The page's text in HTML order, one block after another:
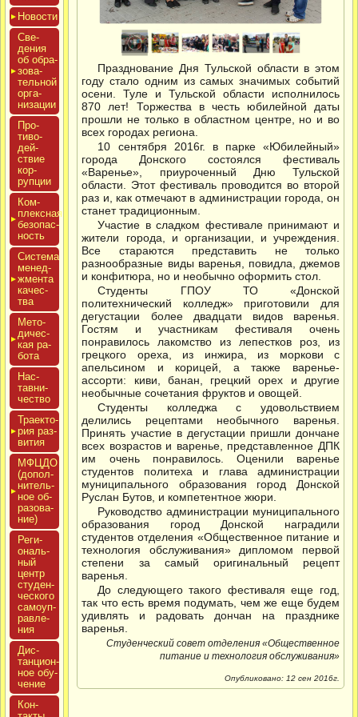
Новос­ти
Све­
дения
об об­ра­
зова­
тель­ной
ор­га­
низа­ции
Про­
тиво­
дей­
ствие
кор­
рупции
Ком­
плексная
бе­зопас­
ность
Сис­те­ма
ме­нед­
жмен­та
ка­чес­
тва
Мето­
дичес­
кая ра­
бота
Нас­
тавни­
чес­тво
Тра­ек­то­
рия раз­
ви­тия
МФЦДО
(до­пол­
ни­тель­
ное об­
ра­зова­
ние)
Реги­
ональ­
ный
центр
сту­ден­
ческо­го
са­мо­уп­
равле­
ния
Дис­
танци­он­
ное обу­
чение
Кон­
Празднование Дня Тульской области в этом
году стало одним из самых значимых событий
осени. Туле и Тульской области исполнилось
870 лет! Торжества в честь юбилейной даты
прошли не только в областном центре, но и во
всех городах региона.
10 сентября 2016г. в парке «Юбилейный»
города Донского состоялся фестиваль
«Варенье», приуроченный Дню Тульской
области. Этот фестиваль проводится во второй
раз и, как отмечают в администрации города, он
станет традиционным.
Участие в сладком фестивале принимают и
жители города, и организации, и учреждения.
Все стараются представить не только
разнообразные виды варенья, повидла, джемов
и конфитюра, но и необычно оформить стол.
Студенты ГПОУ ТО «Донской
политехнический колледж» приготовили для
дегустации более двадцати видов варенья.
Гостям и участникам фестиваля очень
понравилось лакомство из лепестков роз, из
грецкого ореха, из инжира, из моркови с
апельсином и корицей, а также варенье-
ассорти: киви, банан, грецкий орех и другие
необычные сочетания фруктов и овощей.
Студенты колледжа с удовольствием
делились рецептами необычного варенья.
Принять участие в дегустации пришли дончане
всех возрастов и варенье, представленное ДПК
им очень понравилось. Оценили варенье
студентов политеха и глава администрации
муниципального образования город Донской
Руслан Бутов, и компетентное жюри.
Руководство администрации муниципального
образования город Донской наградили
студентов отделения «Общественное питание и
технология обслуживания» дипломом первой
степени за самый оригинальный рецепт
варенья.
До следующего такого фестиваля еще год,
так что есть время подумать, чем же еще будем
удивлять и радовать дончан на празднике
варенья.
Студенческий совет отделения «Общественное
питание и технология обслуживания»
Опубликовано: 12 сен 2016г.